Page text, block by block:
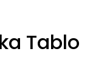
Tablo